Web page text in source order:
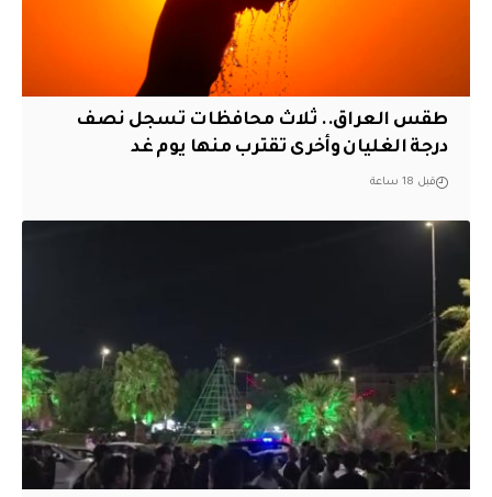
طقس العراق.. ثلاث محافظات تسجل نصف
درجة الغليان وأخرى تقترب منها يوم غد
قبل 18 ساعة